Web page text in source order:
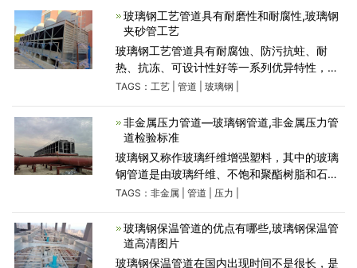
冷却塔。
玻璃钢工艺管道具有耐磨性和耐腐性,玻璃钢
夹砂管工艺
玻璃钢工艺管道具有耐腐蚀、防污抗蛀、耐
热、抗冻、可设计性好等一系列优异特性，在
给排水行业应用比较广泛。类似于容器成形，
54.7度的缠绕角度
TAGS： 工艺| 管道 玻璃钢
非金属压力管道—玻璃钢管道,非金属压力管
道检验标准
玻璃钢又称作玻璃纤维增强塑料，其中的玻璃
钢管道是由玻璃纤维、不饱和聚酯树脂和石英
砂填料组成的新型复合管道。该产品主要采用
成型，具有系列
TAGS： 非金属| 管道 压力
玻璃钢保温管道的优点有哪些,玻璃钢保温管
道高清图片
玻璃钢保温管道在国内出现时间不是很长，是